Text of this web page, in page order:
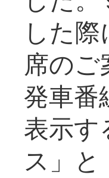
した
席の
発車番
表示す
ス」